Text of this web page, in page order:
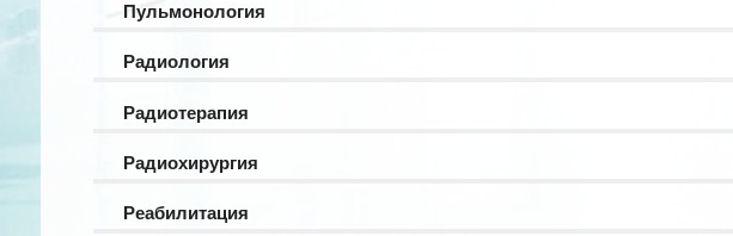
Пульмонология
Радиология
Радиотерапия
Радиохирургия
Реабилитация